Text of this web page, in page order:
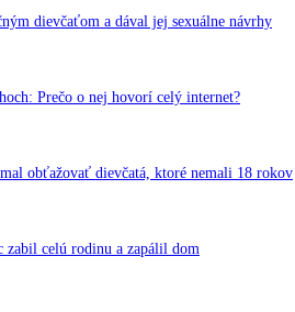
dievčaťom a dával jej sexuálne návrhy
Prečo o nej hovorí celý internet?
obťažovať dievčatá, ktoré nemali 18 rokov
zabil celú rodinu a zapálil dom